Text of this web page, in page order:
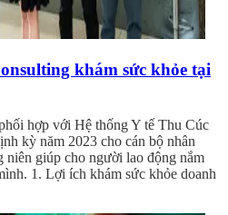
khám sức khỏe tại
hợp với Hệ thống Y tế Thu Cúc
kỳ năm 2023 cho cán bộ nhân
giúp cho người lao động nắm
1. Lợi ích khám sức khỏe doanh